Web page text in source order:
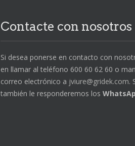
Contacte con nosotros
Si desea ponerse en contacto con
en llamar al teléfono 600 60 62 60 o
correo electrónico a jviure@gridek.com.
también le responderemos los